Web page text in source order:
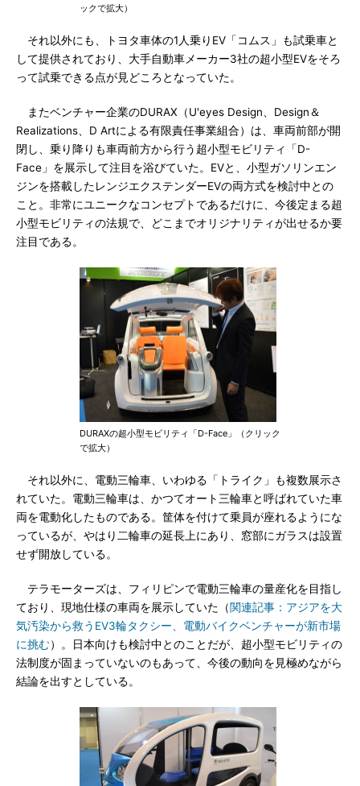
ックで拡大）
それ以外にも、トヨタ車体の1人乗りEV「コムス」も試乗車と
して提供されており、大手自動車メーカー3社の超小型EVをそろ
って試乗できる点が見どころとなっていた。
またベンチャー企業のDURAX（U'eyes Design、Design＆
Realizations、D Artによる有限責任事業組合）は、車両前部が開
閉し、乗り降りも車両前方から行う超小型モビリティ「D-
Face」を展示して注目を浴びていた。EVと、小型ガソリンエン
ジンを搭載したレンジエクステンダーEVの両方式を検討中との
こと。非常にユニークなコンセプトであるだけに、今後定まる超
小型モビリティの法規で、どこまでオリジナリティが出せるか要
注目である。
DURAXの超小型モビリティ「D-Face」（クリック
で拡大）
それ以外に、電動三輪車、いわゆる「トライク」も複数展示さ
れていた。電動三輪車は、かつてオート三輪車と呼ばれていた車
両を電動化したものである。筐体を付けて乗員が座れるようにな
っているが、やはり二輪車の延長上にあり、窓部にガラスは設置
せず開放している。
テラモーターズは、フィリピンで電動三輪車の量産化を目指し
ており、現地仕様の車両を展示していた（関連記事：アジアを大
気汚染から救うEV3輪タクシー、電動バイクベンチャーが新市場
に挑む）。日本向けも検討中とのことだが、超小型モビリティの
法制度が固まっていないのもあって、今後の動向を見極めながら
結論を出すとしている。